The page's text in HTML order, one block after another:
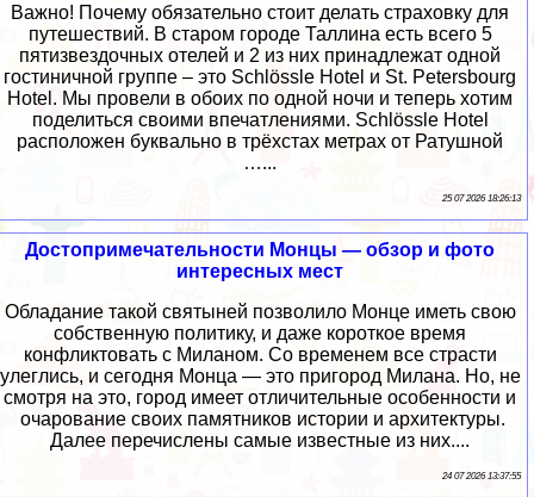
Важно! Почему обязательно стоит делать страховку для
путешествий. В старом городе Таллина есть всего 5
пятизвездочных отелей и 2 из них принадлежат одной
гостиничной группе – это Schlössle Hotel и St. Petersbourg
Hotel. Мы провели в обоих по одной ночи и теперь хотим
поделиться своими впечатлениями. Schlössle Hotel
расположен буквально в трёхстах метрах от Ратушной
…...
25 07 2026 18:26:13
Достопримечательности Монцы — обзор и фото
интересных мест
Обладание такой святыней позволило Монце иметь свою
собственную политику, и даже короткое время
конфликтовать с Миланом. Со временем все страсти
улеглись, и сегодня Монца — это пригород Милана. Но, не
смотря на это, город имеет отличительные особенности и
очарование своих памятников истории и архитектуры.
Далее перечислены самые известные из них....
24 07 2026 13:37:55